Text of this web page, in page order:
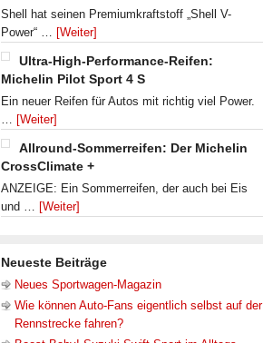
Shell hat seinen Premiumkraftstoff „Shell V-
Power“ … [Weiter]
Ultra-High-Performance-Reifen:
Michelin Pilot Sport 4 S
Ein neuer Reifen für Autos mit richtig viel Power.
… [Weiter]
Allround-Sommerreifen: Der Michelin
CrossClimate +
ANZEIGE: Ein Sommerreifen, der auch bei Eis
und … [Weiter]
Neueste Beiträge
Neues Sportwagen-Magazin
Wie können Auto-Fans eigentlich selbst auf der
Rennstrecke fahren?